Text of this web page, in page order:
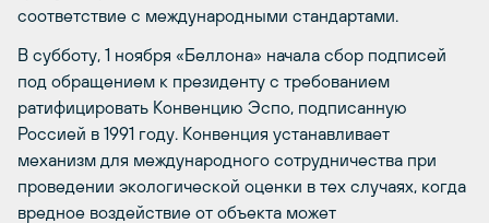
соответствие с международными стандартами.
В субботу, 1 ноября «Беллона» начала сбор подписей
под обращением к президенту с требованием
ратифицировать Конвенцию Эспо, подписанную
Россией в 1991 году. Конвенция устанавливает
механизм для международного сотрудничества при
проведении экологической оценки в тех случаях, когда
вредное воздействие от объекта может